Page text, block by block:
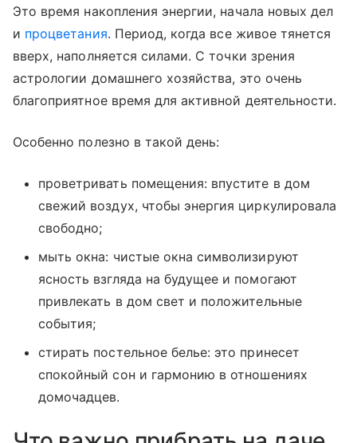
Это время накопления энергии, начала новых дел
и процветания. Период, когда все живое тянется
вверх, наполняется силами. С точки зрения
астрологии домашнего хозяйства, это очень
благоприятное время для активной деятельности.
Особенно полезно в такой день:
проветривать помещения: впустите в дом
свежий воздух, чтобы энергия циркулировала
свободно;
мыть окна: чистые окна символизируют
ясность взгляда на будущее и помогают
привлекать в дом свет и положительные
события;
стирать постельное белье: это принесет
спокойный сон и гармонию в отношениях
домочадцев.